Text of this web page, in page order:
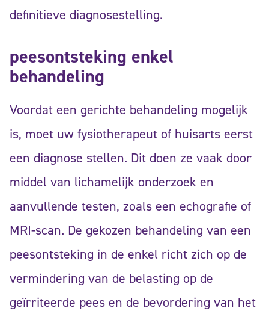
definitieve diagnosestelling.
peesontsteking enkel
behandeling
Voordat een gerichte behandeling mogelijk
is, moet uw fysiotherapeut of huisarts eerst
een diagnose stellen. Dit doen ze vaak door
middel van lichamelijk onderzoek en
aanvullende testen, zoals een echografie of
MRI-scan. De gekozen behandeling van een
peesontsteking in de enkel richt zich op de
vermindering van de belasting op de
geïrriteerde pees en de bevordering van het